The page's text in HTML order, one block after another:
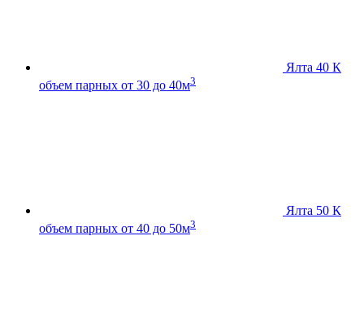
Ялта 40 К
объем парных от 30 до 40м3
Ялта 50 К
объем парных от 40 до 50м3